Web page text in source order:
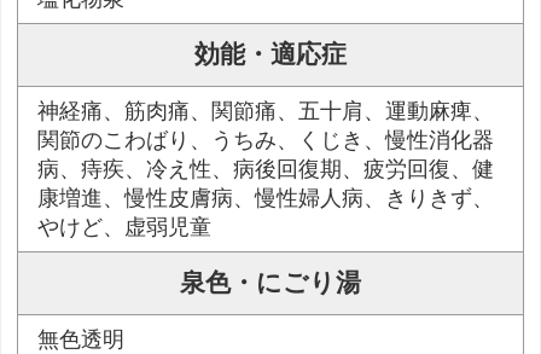
効能・適応症
神経痛、筋肉痛、関節痛、五十肩、運動麻痺、
関節のこわばり、うちみ、くじき、慢性消化器
病、痔疾、冷え性、病後回復期、疲労回復、健
康増進、慢性皮膚病、慢性婦人病、きりきず、
やけど、虚弱児童
泉色・にごり湯
無色透明